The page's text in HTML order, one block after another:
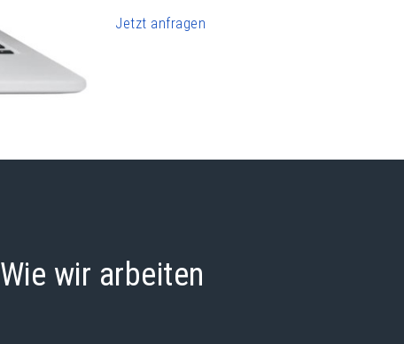
Jetzt anfragen
Wie wir arbeiten